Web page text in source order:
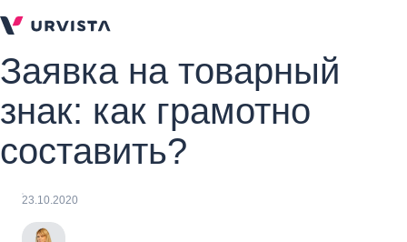
Заявка на товарный
знак: как грамотно
составить?
23.10.2020